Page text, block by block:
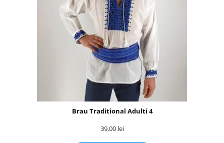
Brau Traditional Adulti 4
39,00 lei